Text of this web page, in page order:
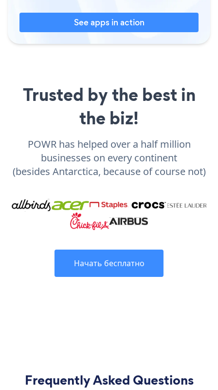
See apps in action
Trusted by the best in
the biz!
POWR has helped over a half million
businesses on every continent
(besides Antarctica, because of course not)
Начать бесплатно
Frequently Asked Questions